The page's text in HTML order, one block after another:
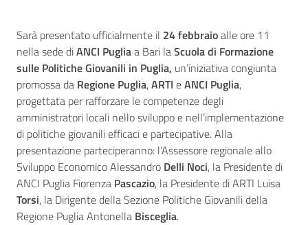
Sarà presentato ufficialmente il 24 febbraioalle ore 11
nella sede diANCI Pugliaa Bari laScuola di Formazione
sulle Politiche Giovanili in Puglia, un’iniziativa congiunta
promossa da Regione Puglia,ARTI eANCI Puglia,
progettata per rafforzare le competenze degli
amministratori locali nello sviluppo e nell’implementazione
di politiche giovanili efficaci e partecipative. Alla
presentazione parteciperanno: l’Assessore regionale allo
Sviluppo Economico Alessandro Delli Noci, la Presidente di
ANCI Puglia Fiorenza Pascazio, la Presidente di ARTI Luisa
Torsi, la Dirigente della Sezione Politiche Giovanili della
Regione Puglia Antonella Bisceglia.